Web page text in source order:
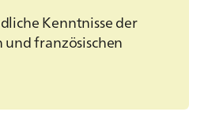
Kenntnisse der
und französischen